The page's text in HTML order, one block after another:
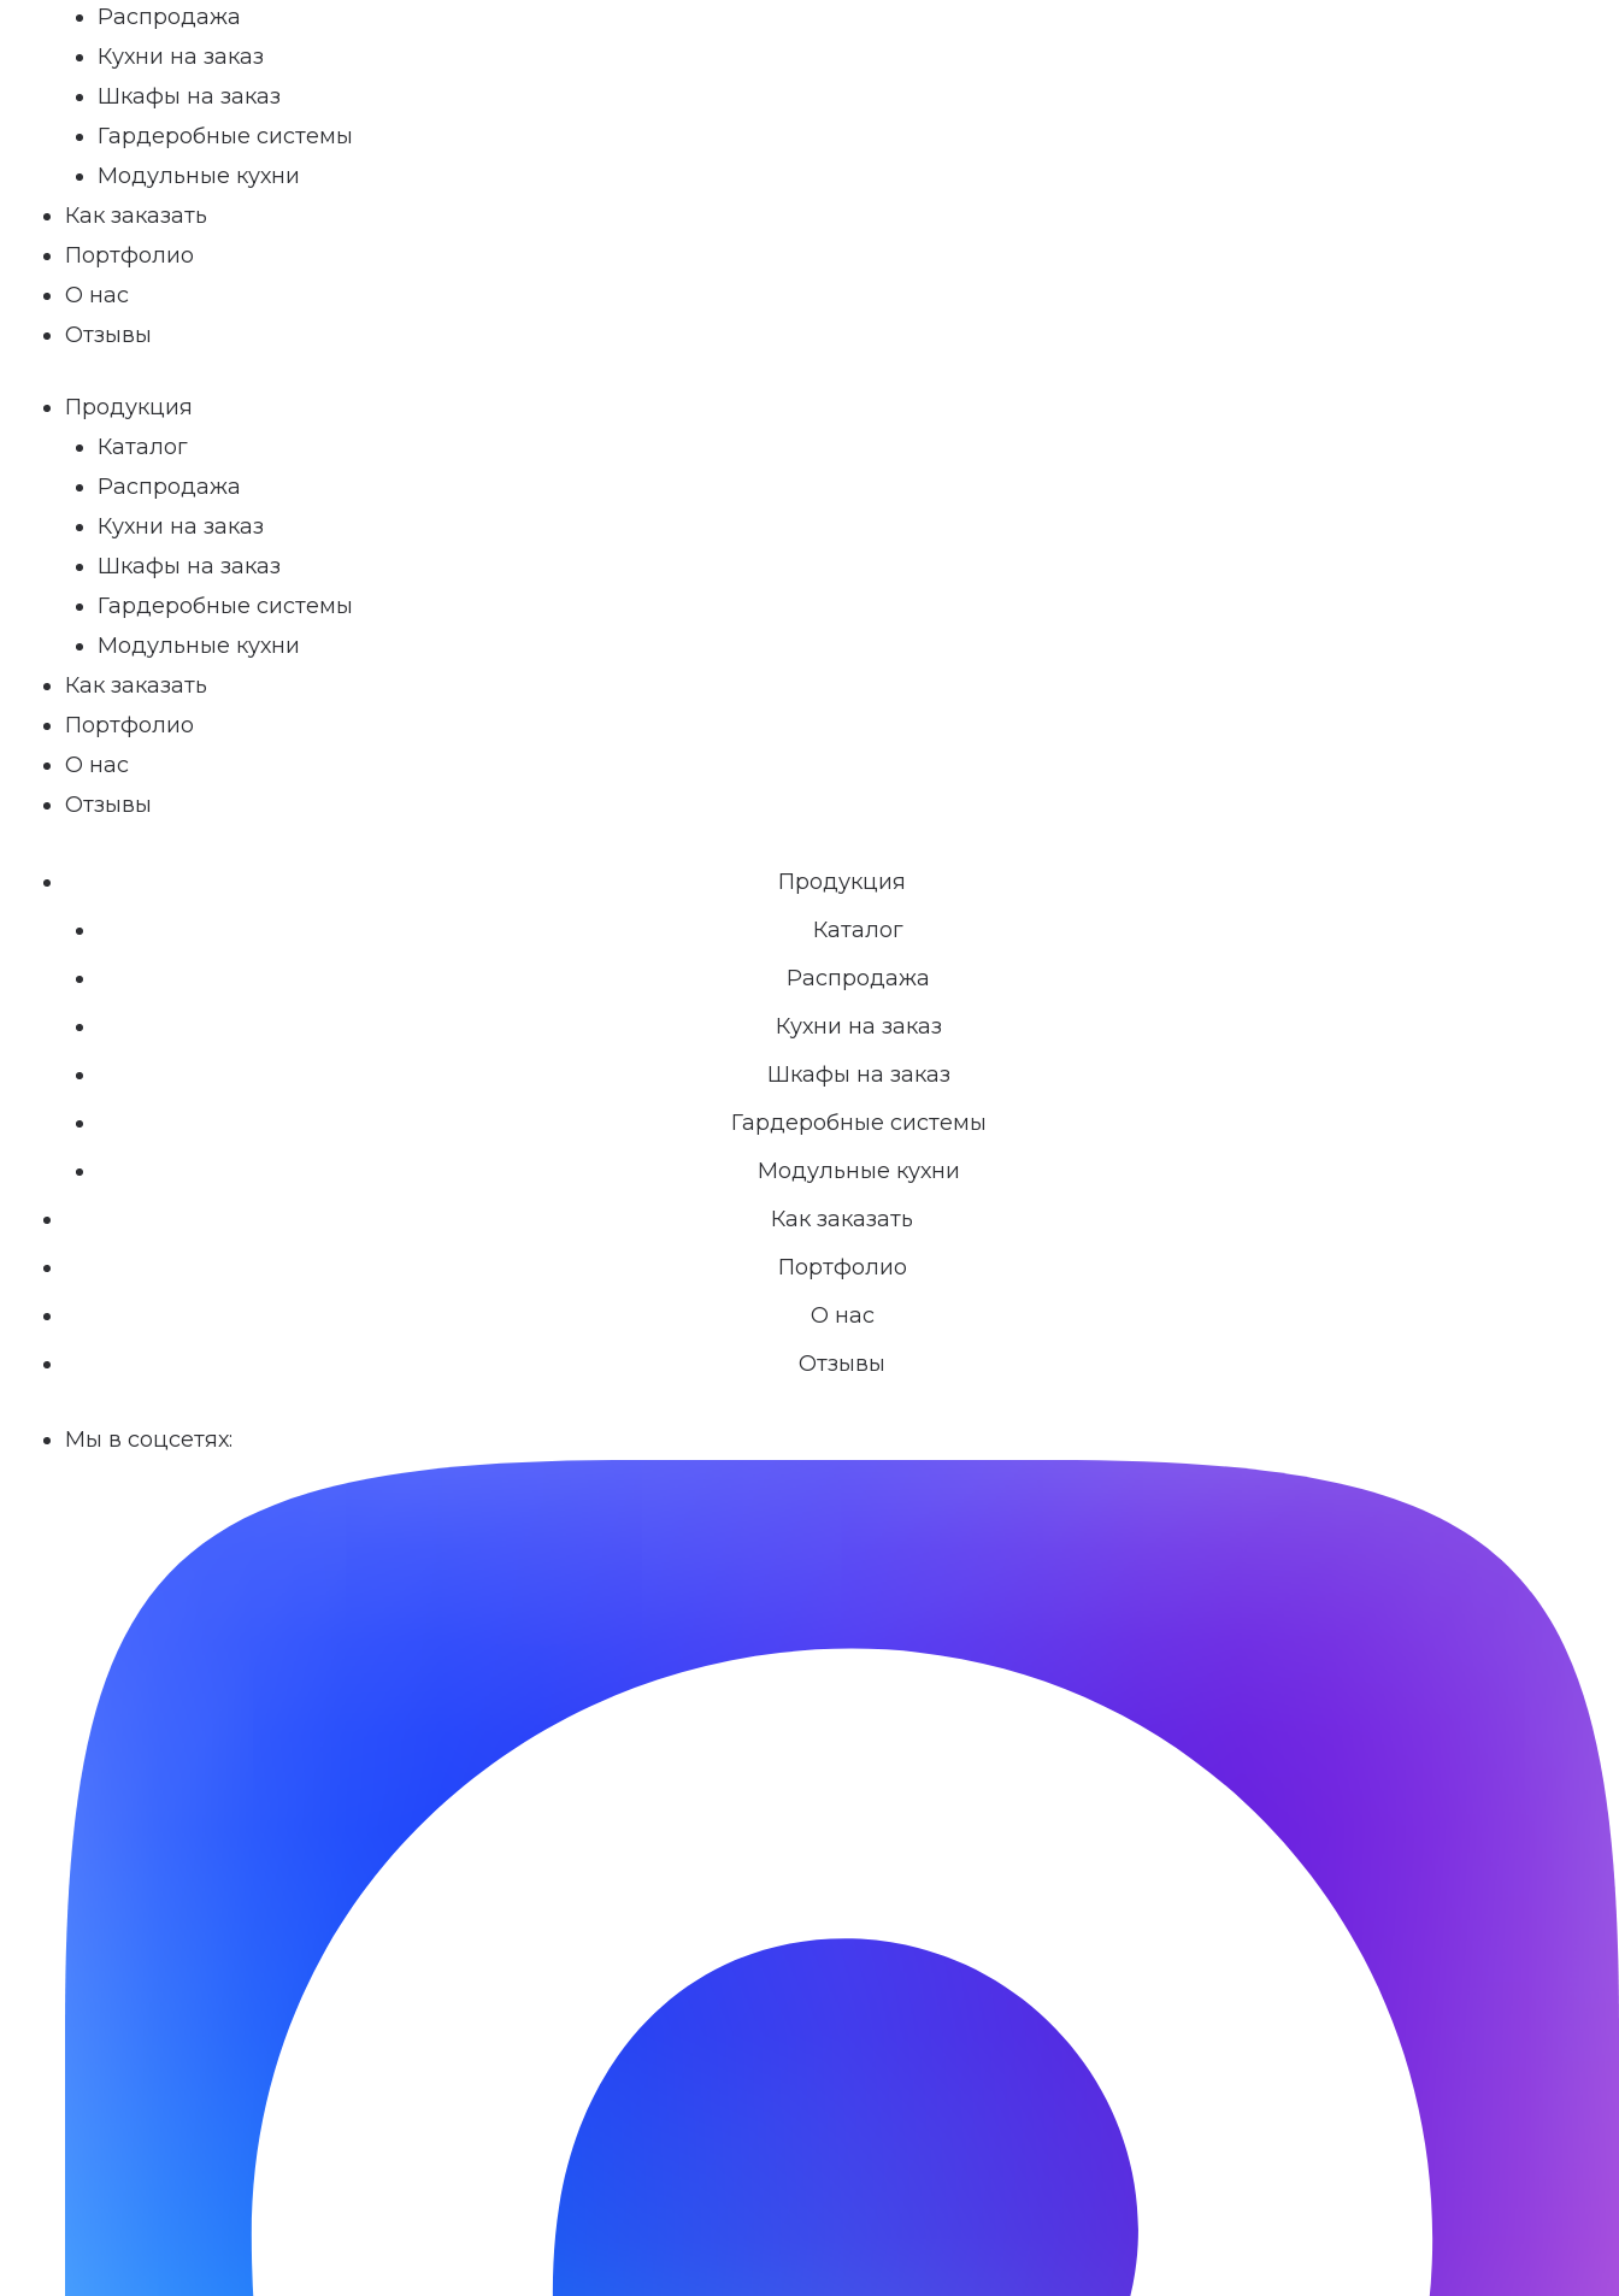
Распродажа
Кухни на заказ
Шкафы на заказ
Гардеробные системы
Модульные кухни
Как заказать
Портфолио
О нас
Отзывы
Продукция
Каталог
Распродажа
Кухни на заказ
Шкафы на заказ
Гардеробные системы
Модульные кухни
Как заказать
Портфолио
О нас
Отзывы
Продукция
Каталог
Распродажа
Кухни на заказ
Шкафы на заказ
Гардеробные системы
Модульные кухни
Как заказать
Портфолио
О нас
Отзывы
Мы в соцсетях: